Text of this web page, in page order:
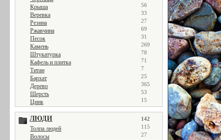
Крыша 56
Веревка 33
Резина 27
Ржавчина 69
Песок 31
Камень 269
Штукатурка 78
Кафель и плитка 71
Титан 7
Бархат 25
Дерево 365
Шерсть 53
Цинк 15
ЛЮДИ 142
Толпа людей 115
Волосы 27